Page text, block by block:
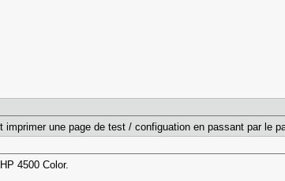
une page de test / configuation en passant par le
4500 Color.